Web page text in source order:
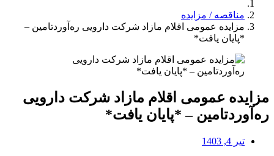
مناقصه / مزایده
مزایده عمومی اقلام مازاد شرکت دارویی ره‌آوردتامین –
*پایان یافت*
مزایده عمومی اقلام مازاد شرکت دارویی
ره‌آوردتامین – *پایان یافت*
تیر 4, 1403